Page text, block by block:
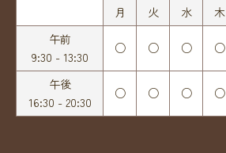
月 火 水 木
午前
9:30 - 13:30
○ ○ ○ ○
午後
16:30 - 20:30
○ ○ ○ ○